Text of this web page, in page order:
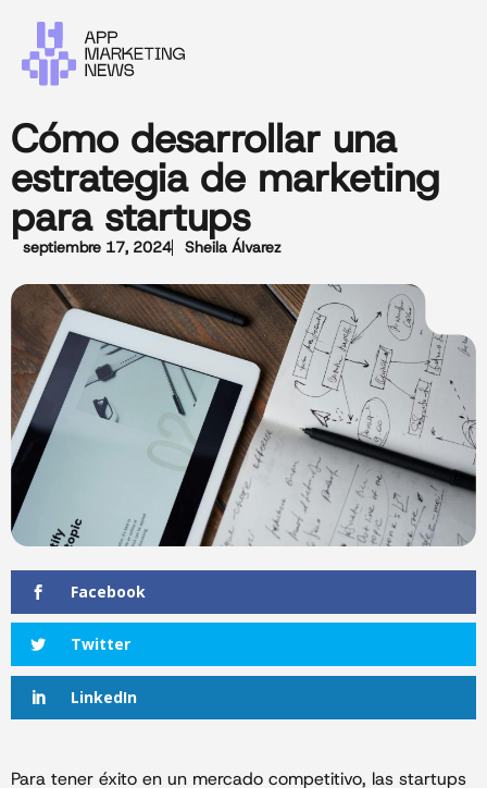
Cómo desarrollar una
estrategia de marketing
para startups
septiembre 17, 2024 Sheila Álvarez
Facebook
Twitter
LinkedIn
Para tener éxito en un mercado competitivo, las startups